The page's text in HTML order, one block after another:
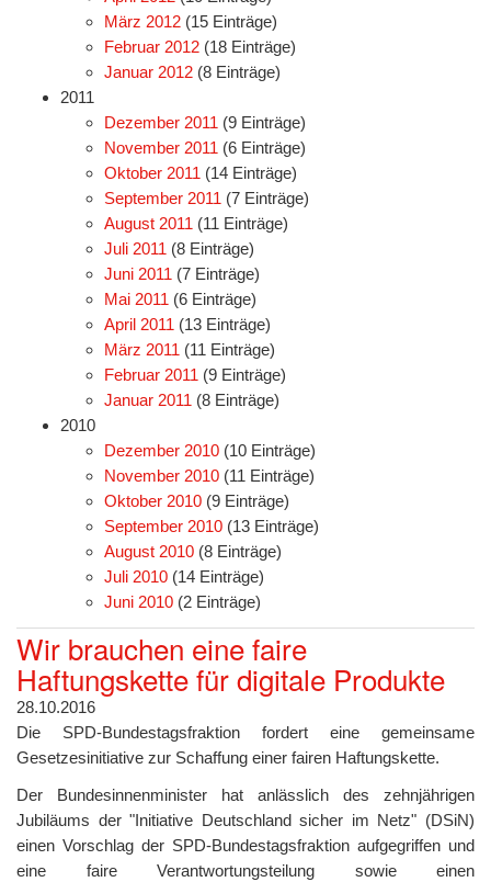
März 2012 (15 Einträge)
Februar 2012 (18 Einträge)
Januar 2012 (8 Einträge)
2011
Dezember 2011 (9 Einträge)
November 2011 (6 Einträge)
Oktober 2011 (14 Einträge)
September 2011 (7 Einträge)
August 2011 (11 Einträge)
Juli 2011 (8 Einträge)
Juni 2011 (7 Einträge)
Mai 2011 (6 Einträge)
April 2011 (13 Einträge)
März 2011 (11 Einträge)
Februar 2011 (9 Einträge)
Januar 2011 (8 Einträge)
2010
Dezember 2010 (10 Einträge)
November 2010 (11 Einträge)
Oktober 2010 (9 Einträge)
September 2010 (13 Einträge)
August 2010 (8 Einträge)
Juli 2010 (14 Einträge)
Juni 2010 (2 Einträge)
Wir brauchen eine faire
Haftungskette für digitale Produkte
28.10.2016
Die SPD-Bundestagsfraktion fordert eine gemeinsame
Gesetzesinitiative zur Schaffung einer fairen Haftungskette.
Der Bundesinnenminister hat anlässlich des zehnjährigen
Jubiläums der "Initiative Deutschland sicher im Netz" (DSiN)
einen Vorschlag der SPD-Bundestagsfraktion aufgegriffen und
eine faire Verantwortungsteilung sowie einen